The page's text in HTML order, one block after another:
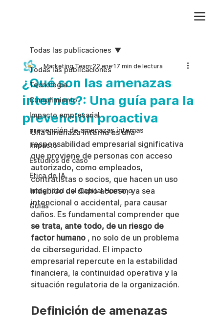
Todas las publicaciones
Tecnologia
Cumplimiento
Impacto empresarial
prevención de amenazas internas
Impacto
Estudios de caso
Etica de IA
Integridad del Capital Humano
Guias
Todas las publicaciones
¿Qué son las amenazas
internas?: Una guía para la
prevención proactiva
Marketing Team 22 ene 17 min de lectura
Una amenaza interna es una
responsabilidad empresarial significativa
que proviene de personas con acceso
autorizado, como empleados,
contratistas o socios, que hacen un uso
indebido de dicho acceso, ya sea
intencional o accidental, para causar
daños. Es fundamental comprender que
se trata, ante todo, de un riesgo de
factor humano , no solo de un problema
de ciberseguridad. El impacto
empresarial repercute en la estabilidad
financiera, la continuidad operativa y la
situación regulatoria de la organización.
Definición de amenazas